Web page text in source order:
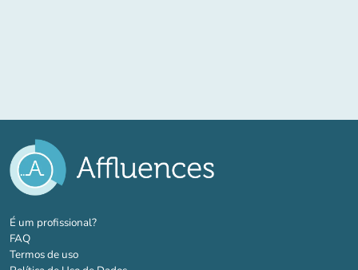
É um profissional?(novo separador)
FAQ
Termos de uso